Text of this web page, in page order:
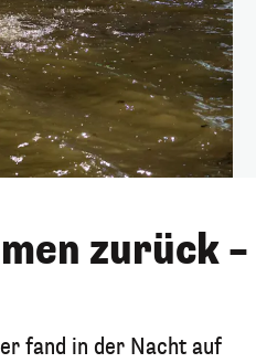
zurück –
fand in der Nacht auf